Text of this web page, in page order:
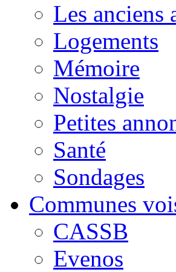
Les anciens
Logements
Mémoire
Nostalgie
Petites
Santé
Sondages
Communes
CASSB
Evenos